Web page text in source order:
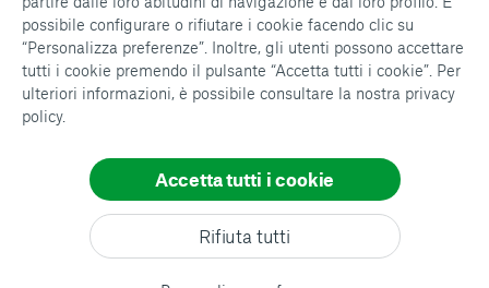
possibile configurare o rifiutare i cookie facendo clic su
“Personalizza preferenze”. Inoltre, gli utenti possono accettare
tutti i cookie premendo il pulsante “Accetta tutti i cookie”. Per
ulteriori informazioni, è possibile consultare la nostra privacy
policy.
Rifiuta tutti
Accetta tutti i cookie
Consenti tutti
Via Padre Vicinio da Sarsina, 216
47521 Cesena
Tel.: 0547 360 811
Detrazioni e deduzioni fiscali sulle donazioni: cosa sapere e
come usufruirne
Whistleblowing Policy
Privacy policy
Cookie policy
Configurazione Cookies